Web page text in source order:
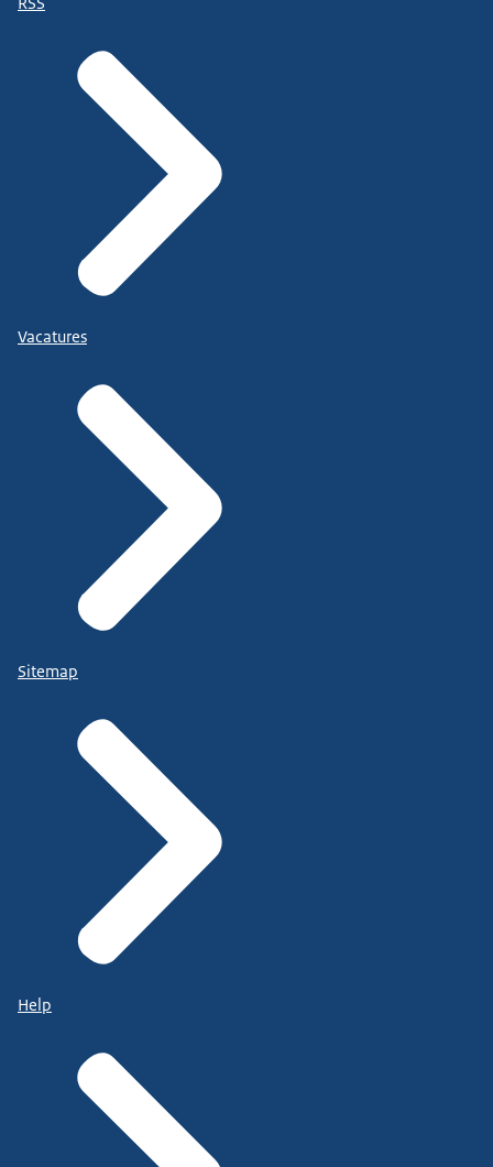
Vacatures
Sitemap
Help